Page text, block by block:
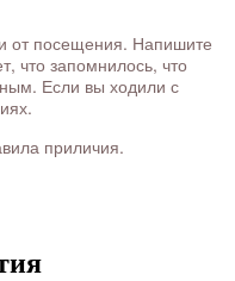
от посещения. Напишите
что запомнилось, что
Если вы ходили с
приличия.